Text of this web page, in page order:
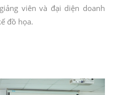
viên và đại diện doanh
đồ họa.